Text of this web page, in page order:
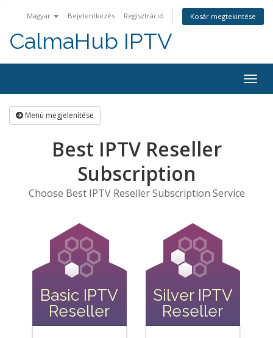
Magyar Bejelentkezés Regisztráció Kosár megtekintése
CalmaHub IPTV
a
Menü megjelenítése
Best IPTV Reseller
Subscription
Choose Best IPTV Reseller Subscription Service
Basic IPTV
Reseller
Silver IPTV
Reseller